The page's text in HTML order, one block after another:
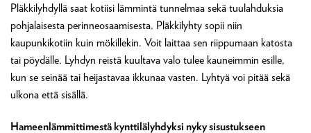
Pläkkilyhdyllä saat kotiisi lämmintä tunnelmaa sekä tuulahduksia
pohjalaisesta perinneosaamisesta. Pläkkilyhty sopii niin
kaupunkikotiin kuin mökillekin. Voit laittaa sen riippumaan katosta
tai pöydälle. Lyhdyn reistä kuultava valo tulee kauneimmin esille,
kun se seinää tai heijastavaa ikkunaa vasten. Lyhtyä voi pitää sekä
ulkona että sisällä.
Hameenlämmittimestä kynttilälyhdyksi nyky sisustukseen